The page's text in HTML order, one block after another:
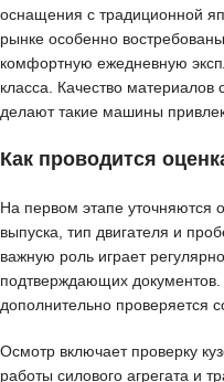
оснащения с традиционной
рынке особенно
комфортную ежедневную
класса. Качество материалов
делают такие машины
Как проводится
На первом этапе уточняются
выпуска, тип двигателя и
важную роль играет
подтверждающих
дополнительно проверяется
Осмотр включает проверку
работы силового агрегата и